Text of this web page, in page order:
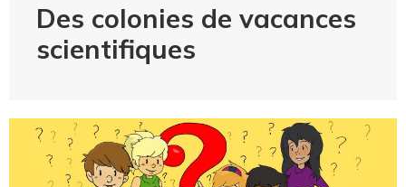
Des colonies de vacances
scientifiques